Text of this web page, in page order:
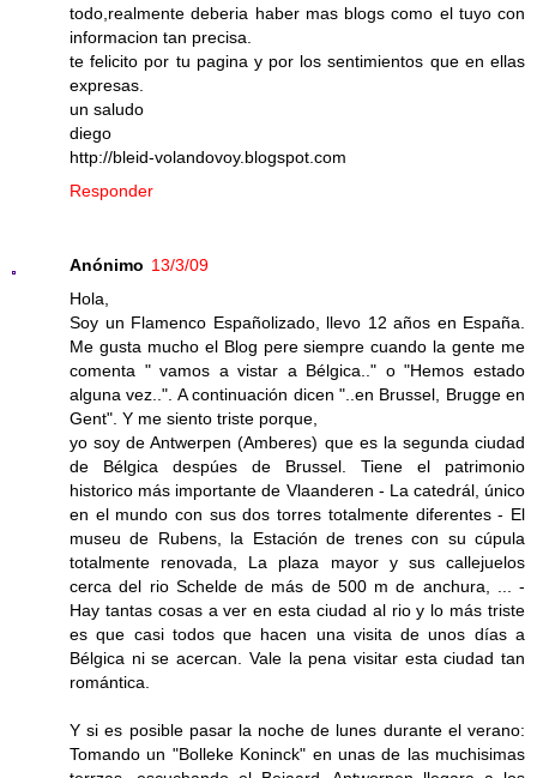
todo,realmente deberia haber mas blogs como el tuyo con
informacion tan precisa.
te felicito por tu pagina y por los sentimientos que en ellas
expresas.
un saludo
diego
http://bleid-volandovoy.blogspot.com
Responder
Anónimo 13/3/09
Hola,
Soy un Flamenco Españolizado, llevo 12 años en España.
Me gusta mucho el Blog pere siempre cuando la gente me
comenta " vamos a vistar a Bélgica.." o "Hemos estado
alguna vez..". A continuación dicen "..en Brussel, Brugge en
Gent". Y me siento triste porque,
yo soy de Antwerpen (Amberes) que es la segunda ciudad
de Bélgica despúes de Brussel. Tiene el patrimonio
historico más importante de Vlaanderen - La catedrál, único
en el mundo con sus dos torres totalmente diferentes - El
museu de Rubens, la Estación de trenes con su cúpula
totalmente renovada, La plaza mayor y sus callejuelos
cerca del rio Schelde de más de 500 m de anchura, ... -
Hay tantas cosas a ver en esta ciudad al rio y lo más triste
es que casi todos que hacen una visita de unos días a
Bélgica ni se acercan. Vale la pena visitar esta ciudad tan
romántica.
Y si es posible pasar la noche de lunes durante el verano:
Tomando un "Bolleke Koninck" en unas de las muchisimas